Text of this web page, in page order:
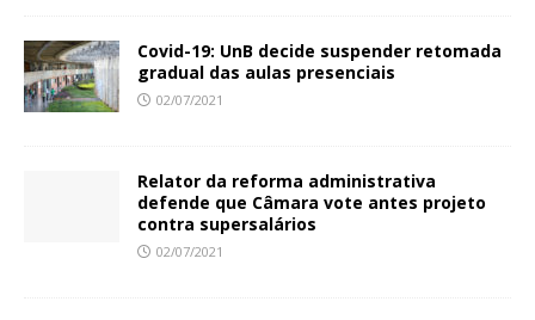
Covid-19: UnB decide suspender retomada
gradual das aulas presenciais
02/07/2021
Relator da reforma administrativa
defende que Câmara vote antes projeto
contra supersalários
02/07/2021